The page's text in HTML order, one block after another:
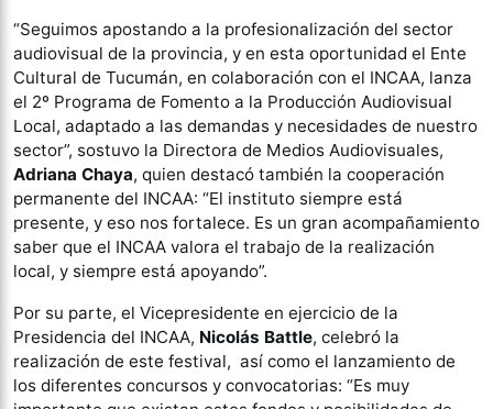
“Seguimos apostando a la profesionalización del sector
audiovisual de la provincia, y en esta oportunidad el Ente
Cultural de Tucumán, en colaboración con el INCAA, lanza
el 2º Programa de Fomento a la Producción Audiovisual
Local, adaptado a las demandas y necesidades de nuestro
sector”, sostuvo la Directora de Medios Audiovisuales,
Adriana Chaya, quien destacó también la cooperación
permanente del INCAA: “El instituto siempre está
presente, y eso nos fortalece. Es un gran acompañamiento
saber que el INCAA valora el trabajo de la realización
local, y siempre está apoyando”.
Por su parte, el Vicepresidente en ejercicio de la
Presidencia del INCAA, Nicolás Battle, celebró la
realización de este festival, así como el lanzamiento de
los diferentes concursos y convocatorias: “Es muy